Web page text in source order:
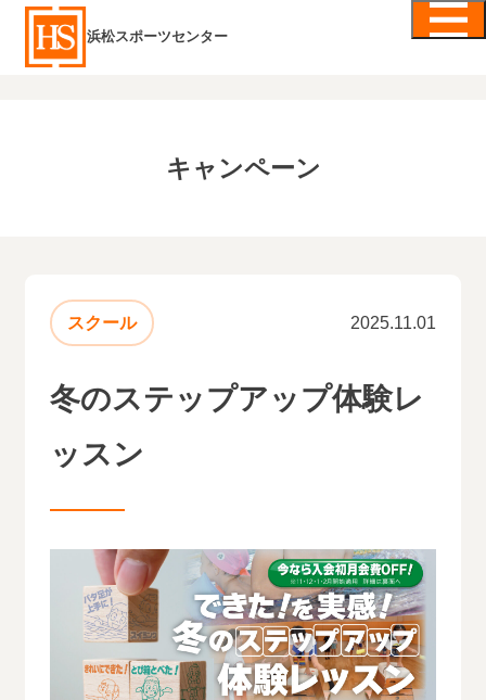
浜松スポーツセンター
キャンペーン
スクール 2025.11.01
冬のステップアップ体験レ
ッスン